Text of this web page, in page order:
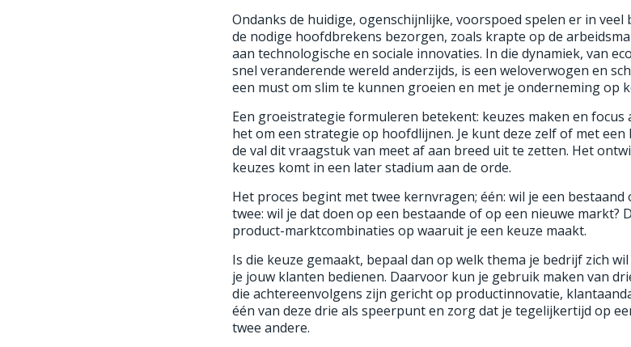
Ondanks de huidige, ogenschijnlijke, voorspoed spelen er in
de nodige hoofdbrekens bezorgen, zoals krapte op de
aan technologische en sociale innovaties. In die dynamiek, van
snel veranderende wereld anderzijds, is een weloverwogen en
een must om slim te kunnen groeien en met je onderneming op
Een groeistrategie formuleren betekent: keuzes maken en
het om een strategie op hoofdlijnen. Je kunt deze zelf of met
de val dit vraagstuk van meet af aan breed uit te zetten. Het
keuzes komt in een later stadium aan de orde.
Het proces begint met twee kernvragen; één: wil je een
twee: wil je dat doen op een bestaande of op een nieuwe markt?
product-marktcombinaties op waaruit je een keuze maakt.
Is die keuze gemaakt, bepaal dan op welk thema je bedrijf zich
je jouw klanten bedienen. Daarvoor kun je gebruik maken van
die achtereenvolgens zijn gericht op productinnovatie,
één van deze drie als speerpunt en zorg dat je tegelijkertijd op
twee andere.